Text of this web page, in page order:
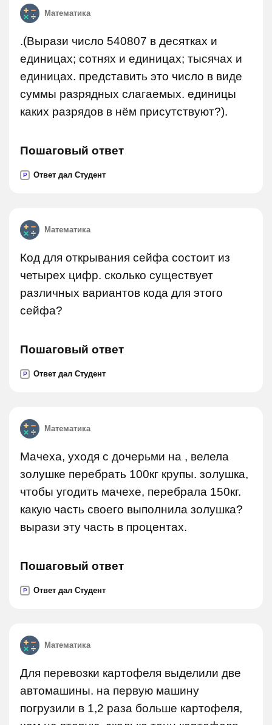
Математика
.(Вырази число 540807 в десятках и
единицах; сотнях и единицах; тысячах и
единицах. представить это число в виде
суммы разрядных слагаемых. единицы
каких разрядов в нём присутствуют?).
Пошаговый ответ
P Ответ дал Студент
Математика
Код для открывания сейфа состоит из
четырех цифр. сколько существует
различных вариантов кода для этого
сейфа?
Пошаговый ответ
P Ответ дал Студент
Математика
Мачеха, уходя с дочерьми на , велела
золушке перебрать 100кг крупы. золушка,
чтобы угодить мачехе, перебрала 150кг.
какую часть своего выполнила золушка?
вырази эту часть в процентах.
Пошаговый ответ
P Ответ дал Студент
Математика
Для перевозки картофеля выделили две
автомашины. на первую машину
погрузили в 1,2 раза больше картофеля,